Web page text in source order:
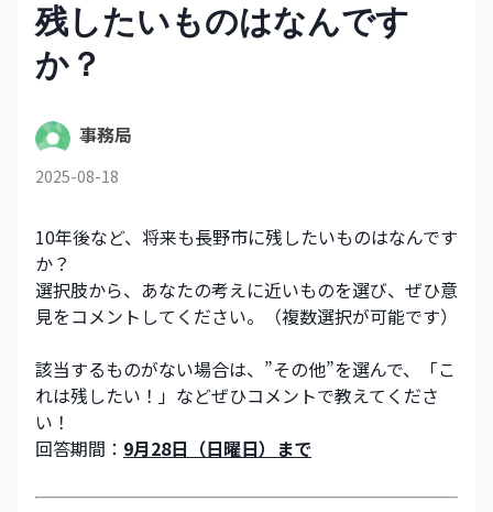
残したいものはなんです
か？​
事務局
2025-08-18
10年後など、将来も長野市に残したいものはなんです
か？
選択肢から、あなたの考えに近いものを選び、ぜひ意
該当するものがない場合は、”その他”を選んで、「こ
れは残したい！」などぜひコメントで教えてくださ
い！
回答期間： 9月28日（日曜日）まで